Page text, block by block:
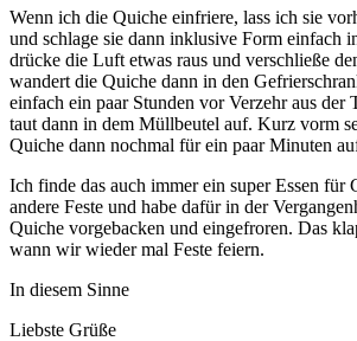
Wenn ich die Quiche einfriere, lass ich sie
und schlage sie dann inklusive Form einfach
drücke die Luft etwas raus und verschließe
wandert die Quiche dann in den
einfach ein paar Stunden vor Verzehr aus der
taut dann in dem Müllbeutel auf. Kurz vorm
Quiche dann nochmal für ein paar Minuten
Ich finde das auch immer ein super Essen für
andere Feste und habe dafür in der
Quiche vorgebacken und eingefroren. Das
wann wir wieder mal Feste feiern.
In diesem Sinne
Liebste Grüße